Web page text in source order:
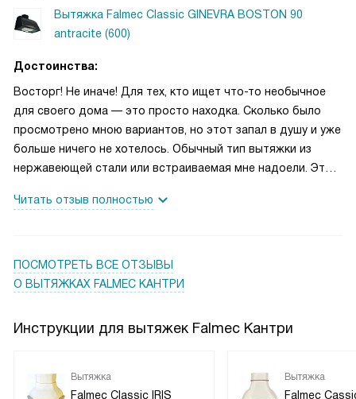
Вытяжка Falmec Classic GINEVRA BOSTON 90
antracite (600)
Достоинства:
Восторг! Не иначе! Для тех, кто ищет что-то необычное
для своего дома — это просто находка. Сколько было
просмотрено мною вариантов, но этот запал в душу и уже
больше ничего не хотелось. Обычный тип вытяжки из
нержавеющей стали или встраиваемая мне надоели. Эта
уникальна. Прекрасная текстура, фактура, отлично
Читать отзыв полностью
ПОСМОТРЕТЬ ВСЕ ОТЗЫВЫ
О ВЫТЯЖКАХ FALMEC КАНТРИ
Инструкции для вытяжек Falmec Кантри
Вытяжка
Falmec Classic IRIS
Вытяжка
Falmec